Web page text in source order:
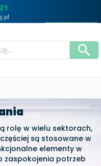
rolę w wielu sektorach,
są stosowane w
elementy w
zaspokojenia potrzeb